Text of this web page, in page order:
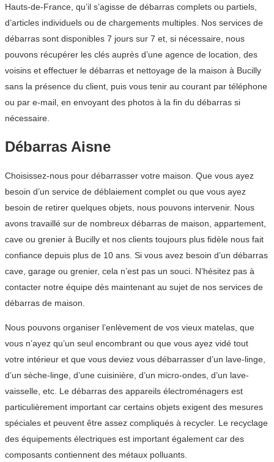
Hauts-de-France, qu’il s’agisse de débarras complets ou partiels,
d’articles individuels ou de chargements multiples. Nos services de
débarras sont disponibles 7 jours sur 7 et, si nécessaire, nous
pouvons récupérer les clés auprès d’une agence de location, des
voisins et effectuer le débarras et nettoyage de la maison à Bucilly
sans la présence du client, puis vous tenir au courant par téléphone
ou par e-mail, en envoyant des photos à la fin du débarras si
nécessaire.
Débarras Aisne
Choisissez-nous pour débarrasser votre maison. Que vous ayez
besoin d’un service de déblaiement complet ou que vous ayez
besoin de retirer quelques objets, nous pouvons intervenir. Nous
avons travaillé sur de nombreux débarras de maison, appartement,
cave ou grenier à Bucilly et nos clients toujours plus fidèle nous fait
confiance depuis plus de 10 ans. Si vous avez besoin d’un débarras
cave, garage ou grenier, cela n’est pas un souci. N’hésitez pas à
contacter notre équipe dès maintenant au sujet de nos services de
débarras de maison.
Nous pouvons organiser l’enlèvement de vos vieux matelas, que
vous n’ayez qu’un seul encombrant ou que vous ayez vidé tout
votre intérieur et que vous deviez vous débarrasser d’un lave-linge,
d’un sèche-linge, d’une cuisinière, d’un micro-ondes, d’un lave-
vaisselle, etc. Le débarras des appareils électroménagers est
particulièrement important car certains objets exigent des mesures
spéciales et peuvent être assez compliqués à recycler. Le recyclage
des équipements électriques est important également car des
composants contiennent des métaux polluants.